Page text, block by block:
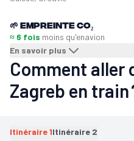
🌱 Empreinte CO₂
≈ 6 fois moins qu'enavion
En savoir plus
Comment aller
Zagreb en train
Itinéraire1Itinéraire 2